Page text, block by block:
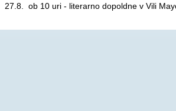
27.8. ob 10 uri - literarno dopoldne v Vili